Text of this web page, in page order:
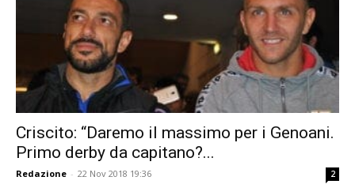
Criscito: “Daremo il massimo per i Genoani.
Primo derby da capitano?...
Redazione - 22 Nov 2018 19:36 2